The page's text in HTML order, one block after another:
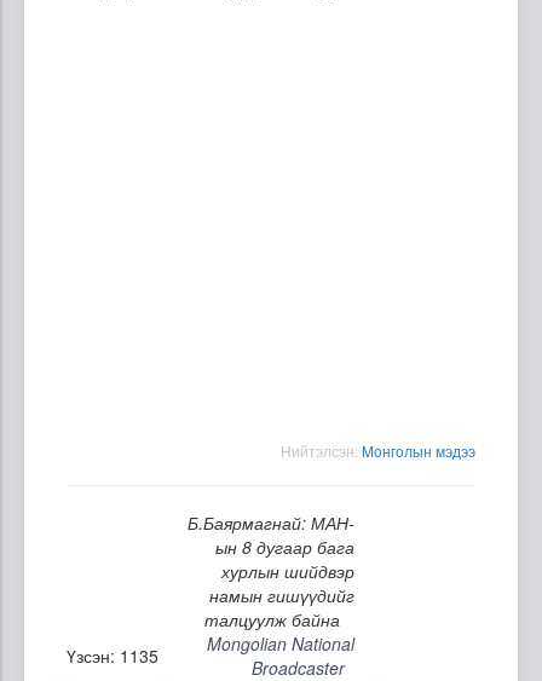
Нийтэлсэн: Moнголын мэдээ
Б.Баярмагнай: МАН-
ын 8 дугаар бага
хурлын шийдвэр
намын гишүүдийг
талцуулж байна
Үзсэн: 1135
Mongolian National
Broadcaster